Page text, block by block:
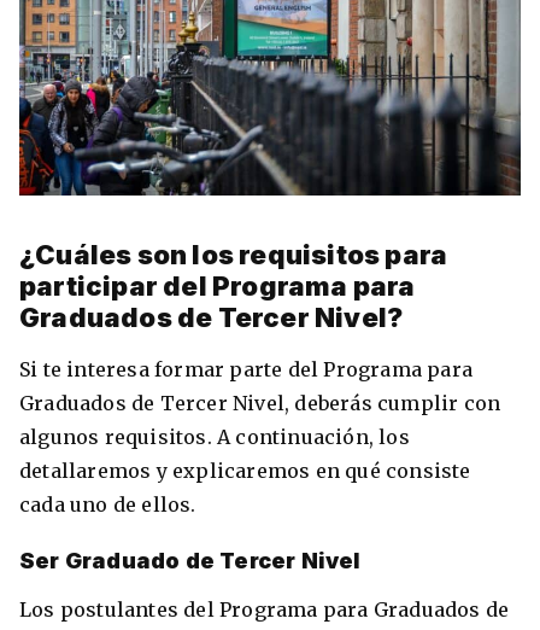
¿Cuáles son los requisitos para
participar del Programa para
Graduados de Tercer Nivel?
Si te interesa formar parte del Programa para
Graduados de Tercer Nivel, deberás cumplir con
algunos requisitos. A continuación, los
detallaremos y explicaremos en qué consiste
cada uno de ellos.
Ser Graduado de Tercer Nivel
Los postulantes del Programa para Graduados de